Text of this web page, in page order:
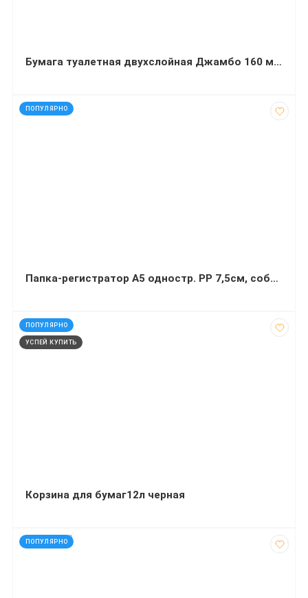
Бумага туалетная двухслойная Джамбо 160 метров 12 рулонов
ПОПУЛЯРНО
код: 92755
Папка-регистратор А5 одностр. PP 7,5см, собр, синяя
ПОПУЛЯРНО
УСПЕЙ КУПИТЬ
код: 13952
Корзина для бумаг12л черная
ПОПУЛЯРНО
код: 927082